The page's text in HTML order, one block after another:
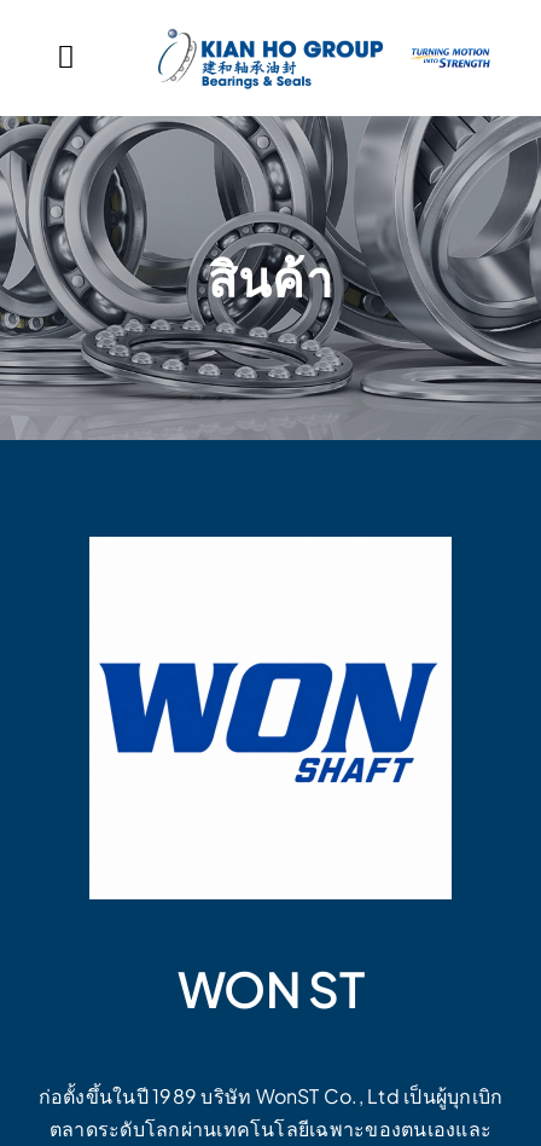
Toggle Navigation
หน้าหลัก
การแสดงตัวตนของกลุ่มเรา
สินค้า
เหตุการณ์สำคัญขององค์กรของเรา
สินค้า
WON ST
ก่อตั้งขึ้นในปี 1989 บริษัท WonST Co., Ltd เป็นผู้บุกเบิก
ตลาดระดับโลกผ่านเทคโนโลยีเฉพาะของตนเองและ